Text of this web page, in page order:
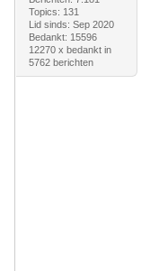
Topics: 131
Lid sinds: Sep 2020
Bedankt: 15596
12270 x bedankt in
5762 berichten